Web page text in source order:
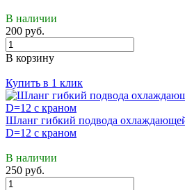
В наличии
200 руб.
В корзину
Купить в 1 клик
Шланг гибкий подвода
D=12 с краном
В наличии
250 руб.